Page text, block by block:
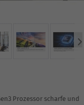
Prozessor scharfe und